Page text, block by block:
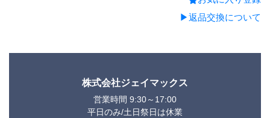
▶返品交換について
株式会社ジェイマックス
営業時間 9:30～17:00
平日のみ/土日祭日は休業